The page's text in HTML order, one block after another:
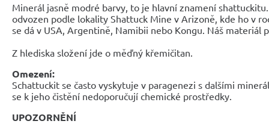
Minerál jasně modré barvy, to je hlavní znamení
odvozen podle lokality Shattuck Mine v Arizoně, kde ho v
se dá v USA, Argentině, Namibii nebo Kongu. Náš materiál
Z hlediska složení jde o měďný křemičitan.
Omezení:
Schattuckit se často vyskytuje v paragenezi s dalšími
se k jeho čistění nedoporučují chemické prostředky.
UPOZORNĚNÍ